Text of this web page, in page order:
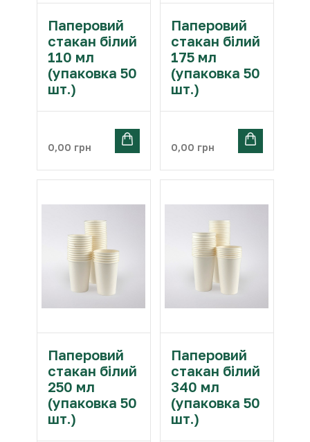
Паперовий
стакан білий
110 мл
(упаковка 50
шт.)
0,00 грн
Паперовий
стакан білий
175 мл
(упаковка 50
шт.)
0,00 грн
Паперовий
стакан білий
250 мл
(упаковка 50
шт.)
Паперовий
стакан білий
340 мл
(упаковка 50
шт.)